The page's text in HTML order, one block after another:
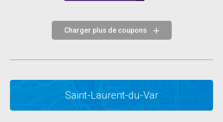
Charger plus de coupons
Saint-Laurent-du-Var